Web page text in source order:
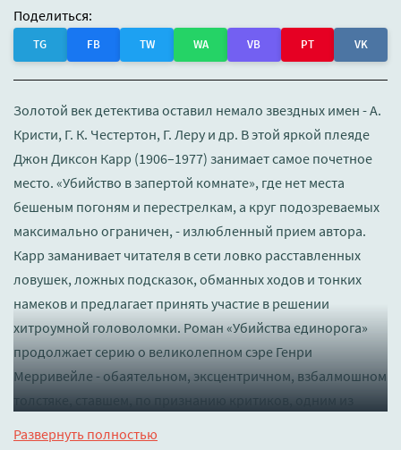
Поделиться:
TG FB TW WA VB PT VK
Золотой век детектива оставил немало звездных имен - А.
Кристи, Г. К. Честертон, Г. Леру и др. В этой яркой плеяде
Джон Диксон Карр (1906–1977) занимает самое почетное
место. «Убийство в запертой комнате», где нет места
бешеным погоням и перестрелкам, а круг подозреваемых
максимально ограничен, - излюбленный прием автора.
Карр заманивает читателя в сети ловко расставленных
ловушек, ложных подсказок, обманных ходов и тонких
намеков и предлагает принять участие в решении
хитроумной головоломки. Роман «Убийства единорога»
продолжает серию о великолепном сэре Генри
Мерривейле - обаятельном, эксцентричном, взбалмошном
толстяке, ставшем, по признанию критиков, одним из
Развернуть полностью